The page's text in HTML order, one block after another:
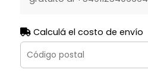
Calculá el costo de envío